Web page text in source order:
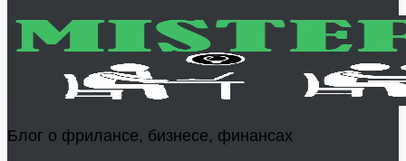
Блог о фрилансе, бизнесе, финансах